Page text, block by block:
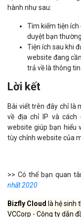
hành như sau:
Tìm kiếm tiện
duyệt bạn
Tiện ích sau khi
website đang
trả về là thông tin
Lời kết
Bài viết trên đây chỉ là
về địa chỉ IP và cách
website giúp bạn hiểu
tùy chỉnh website của
>> Có thể bạn quan
nhất 2020
Bizfly Cloud là hệ sinh
VCCorp - Công ty dẫn